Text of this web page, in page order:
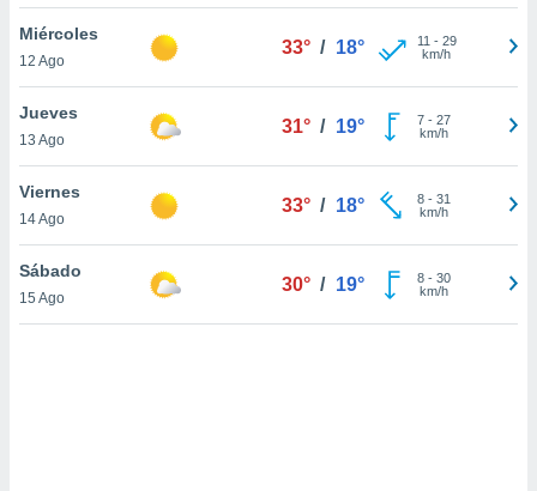
sitio
En
sean
el sitio
ni para
o
Miércoles
12 Ago
33° / 18° 11 - 29
km/h
Jueves
13 Ago
31° / 19° 7- 27
km/h
Viernes
14 Ago
33° / 18° 8- 31
km/h
Sábado
15 Ago
30° / 19° 8- 30
km/h